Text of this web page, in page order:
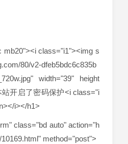
mb20"><i class="i1"><img s
80/v2-dfeb5bdc6c835b
width="39" height
开启了密码保护<i class="i
i></h1>
class="bd auto" action="h
method="post">